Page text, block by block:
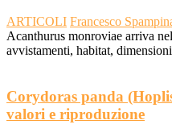
ARTICOLI Francesco
Acanthurus monroviae arriva
avvistamenti, habitat,
Corydoras panda
valori e riproduzione